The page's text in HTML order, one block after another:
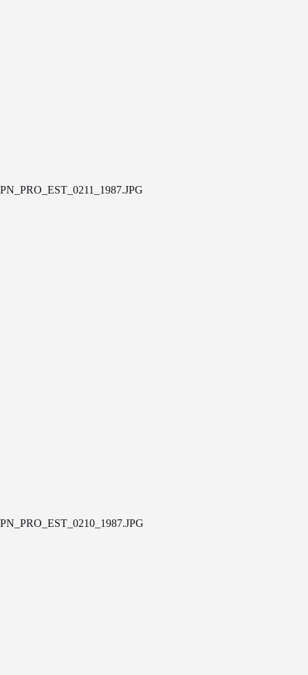
PN_PRO_EST_0211_1987.JPG
PN_PRO_EST_0210_1987.JPG